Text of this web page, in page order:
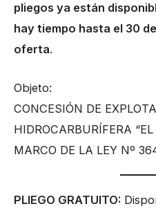
pliegos ya están
hay tiempo hasta el 30
oferta.
Objeto:
CONCESIÓN DE
HIDROCARBURÍFERA
MARCO DE LA LEY Nº
PLIEGO GRATUITO: